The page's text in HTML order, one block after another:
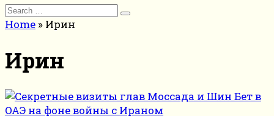
Search
for:
Home » Ирин
Ирин